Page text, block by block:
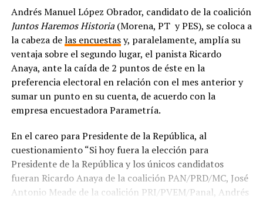
Andrés Manuel López Obrador, candidato de la coalición
Juntos Haremos Historia(Morena, PT y PES), se coloca a
la cabeza delas encuestasy, paralelamente, amplía su
ventaja sobre el segundo lugar, el panista Ricardo
Anaya, ante la caída de 2 puntos de éste en la
preferencia electoral en relación con el mes anterior y
sumar un punto en su cuenta, de acuerdo con la
empresa encuestadora Parametría.
En el careo para Presidente de la República, al
cuestionamiento “Si hoy fuera la elección para
Presidente de la República y los únicos candidatos
fueran Ricardo Anaya de la coalición PAN/PRD/MC, José
Antonio Meade de la coalición PRI/PVEM/Panal, Andrés